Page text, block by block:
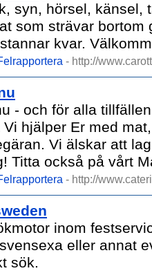
syn, hörsel, känsel,
som strävar
kvar.
- http://
- och för alla
Vi hjälper Er med
Vi älskar att
Titta också på vårt
- http://
inom
eller annat
sök.